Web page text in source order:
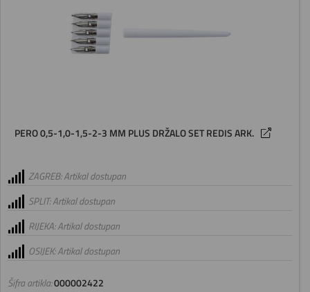
PERO 0,5-1,0-1,5-2-3 MM PLUS DRŽALO SET REDIS ARK.
Šifra artikla:000002422
ZAGREB: Artikal dostupan
SPLIT: Artikal dostupan
RIJEKA: Artikal dostupan
OSIJEK: Artikal dostupan